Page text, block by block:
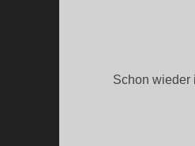
Schon wieder